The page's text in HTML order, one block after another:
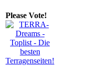
Please Vote!